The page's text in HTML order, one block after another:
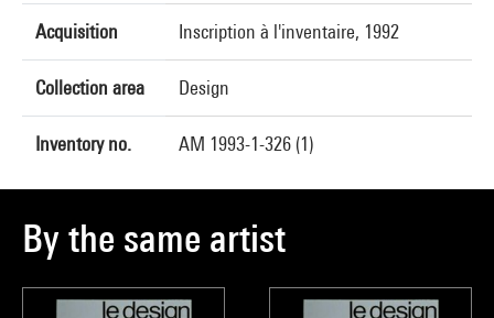
Acquisition Inscription à l'inventaire, 1992
Collection area Design
Inventory no. AM 1993-1-326 (1)
By the same artist